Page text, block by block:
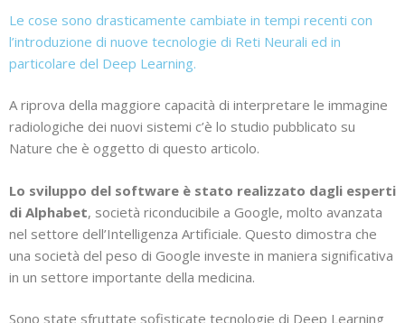
Le cose sono drasticamente cambiate in tempi recenti con
l’introduzione di nuove tecnologie di Reti Neurali ed in
particolare del Deep Learning.
A riprova della maggiore capacità di interpretare le immagine
radiologiche dei nuovi sistemi c’è lo studio pubblicato su
Nature che è oggetto di questo articolo.
Lo sviluppo del software è stato realizzato dagli esperti
di Alphabet, società riconducibile a Google, molto avanzata
nel settore dell’Intelligenza Artificiale. Questo dimostra che
una società del peso di Google investe in maniera significativa
in un settore importante della medicina.
Sono state sfruttate sofisticate tecnologie di Deep Learning